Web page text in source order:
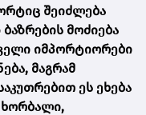
შეიძლება
მოძიება
იმპორტიორები
მაგრამ
ეს ეხება